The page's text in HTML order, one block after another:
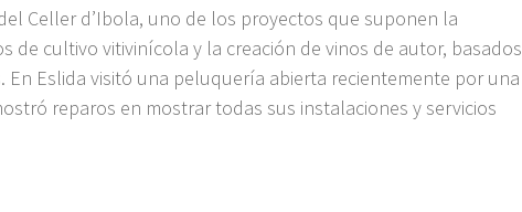
Celler d’Ibola, uno de los proyectos que suponen la
de cultivo vitivinícola y la creación de vinos de autor, basados
En Eslida visitó una peluquería abierta recientemente por una
reparos en mostrar todas sus instalaciones y servicios